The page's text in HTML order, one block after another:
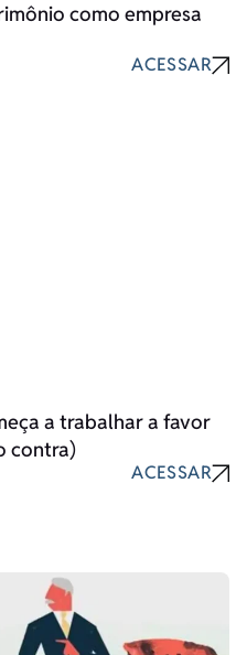
como empresa
ACESSAR
a trabalhar a favor
contra)
ACESSAR